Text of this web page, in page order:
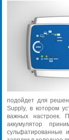
подойдет для
Supply, в котором
важных настроек.
аккумулятор
сульфатированные